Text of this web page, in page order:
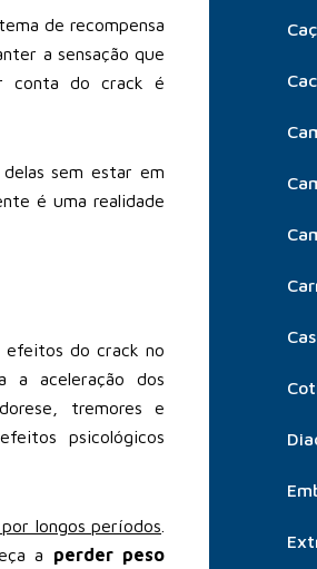
de recompensa
a sensação que
conta do crack é
sem estar em
é uma realidade
efeitos do crack no
a aceleração dos
tremores e
psicológicos
longos períodos
a perder peso